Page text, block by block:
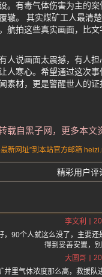
。有毒气体伤害为主的
辙。 其实煤矿工人最清
航拍这些真实画面，比
人说画面太震撼，有人
人寒心。希望通过这次
素材，更是警醒世人的
载自黑子网，更多本文
新网址”到本站官方邮箱
精彩用户评
李文利
90个人就这么没了，主要
得到妥善安置，
大圆哥
里气体浓度那么高，救援